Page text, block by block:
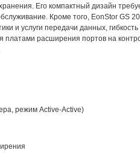
Его компактный дизайн
Кроме того, EonStor GS
и услуги передачи данных,
платами расширения портов на
режим Active-Active)